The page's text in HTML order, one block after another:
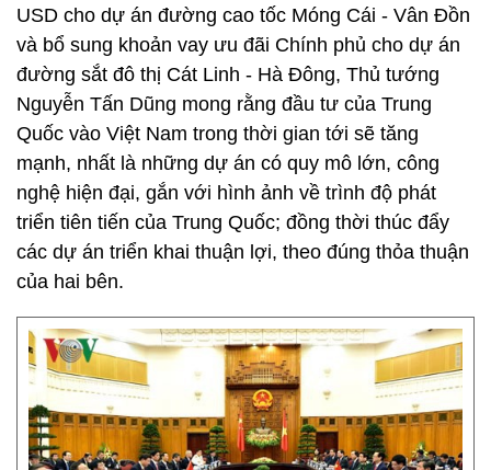
USD cho dự án đường cao tốc Móng Cái - Vân Đồn
và bổ sung khoản vay ưu đãi Chính phủ cho dự án
đường sắt đô thị Cát Linh - Hà Đông, Thủ tướng
Nguyễn Tấn Dũng mong rằng đầu tư của Trung
Quốc vào Việt Nam trong thời gian tới sẽ tăng
mạnh, nhất là những dự án có quy mô lớn, công
nghệ hiện đại, gắn với hình ảnh về trình độ phát
triển tiên tiến của Trung Quốc; đồng thời thúc đẩy
các dự án triển khai thuận lợi, theo đúng thỏa thuận
của hai bên.